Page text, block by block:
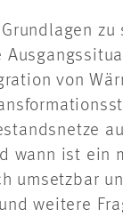
von
wann ist ein
umsetzbar
weitere